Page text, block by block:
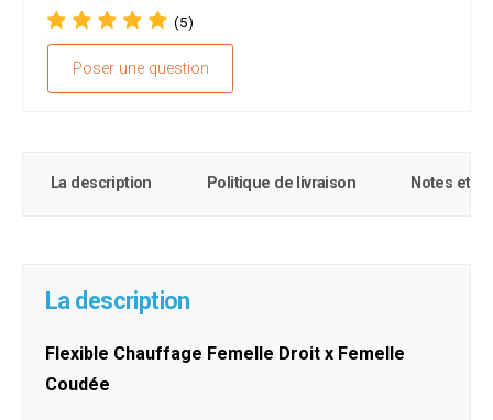
(5)
Poser une question
La description Politique de livraison Notes et
La description
Flexible Chauffage Femelle Droit x Femelle
Coudée